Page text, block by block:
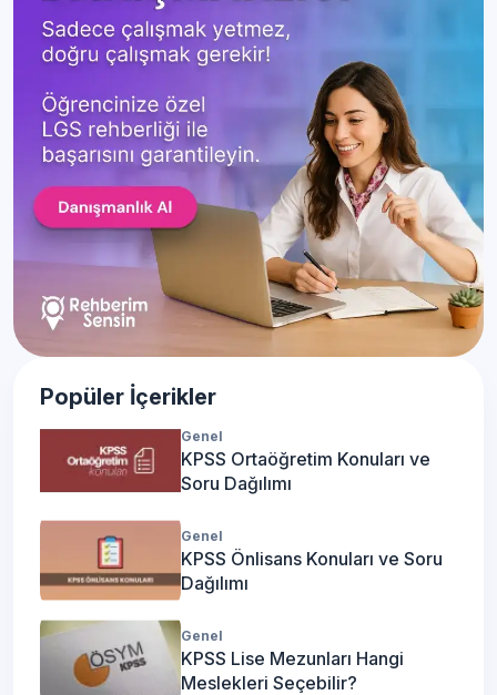
Popüler İçerikler
Genel
KPSS Ortaöğretim Konuları ve
Soru Dağılımı
Genel
KPSS Önlisans Konuları ve Soru
Dağılımı
Genel
KPSS Lise Mezunları Hangi
Meslekleri Seçebilir?